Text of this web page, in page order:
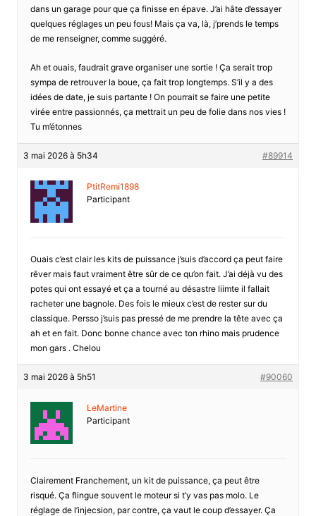
dans un garage pour que ça finisse en épave. J’ai hâte d’essayer
quelques réglages un peu fous! Mais ça va, là, j’prends le temps
de me renseigner, comme suggéré.
Ah et ouais, faudrait grave organiser une sortie ! Ça serait trop
sympa de retrouver la boue, ça fait trop longtemps. S’il y a des
idées de date, je suis partante ! On pourrait se faire une petite
virée entre passionnés, ça mettrait un peu de folie dans nos vies !
Tu m’étonnes
3 mai 2026 à 5h34 #89914
PtitRemi1898
Participant
Ouais c’est clair les kits de puissance j’suis d’accord ça peut faire
rêver mais faut vraiment être sûr de ce qu’on fait. J’ai déjà vu des
potes qui ont essayé et ça a tourné au désastre liimte il fallait
racheter une bagnole. Des fois le mieux c’est de rester sur du
classique. Persso j’suis pas pressé de me prendre la tête avec ça
ah et en fait. Donc bonne chance avec ton rhino mais prudence
mon gars . Chelou
3 mai 2026 à 5h51 #90060
LeMartine
Participant
Clairement Franchement, un kit de puissance, ça peut être
risqué. Ça flingue souvent le moteur si t’y vas pas molo. Le
réglage de l’injecsion, par contre, ça vaut le coup d’essayer. Ça